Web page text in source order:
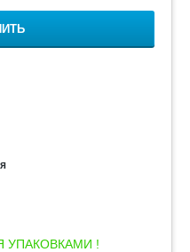
УПАКОВКАМИ !